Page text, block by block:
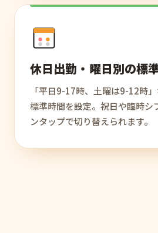
休日出勤・曜日別の標
「平日9-17時、土曜は9-12時
標準時間を設定。祝日や臨時シ
ンタップで切り替えられます。